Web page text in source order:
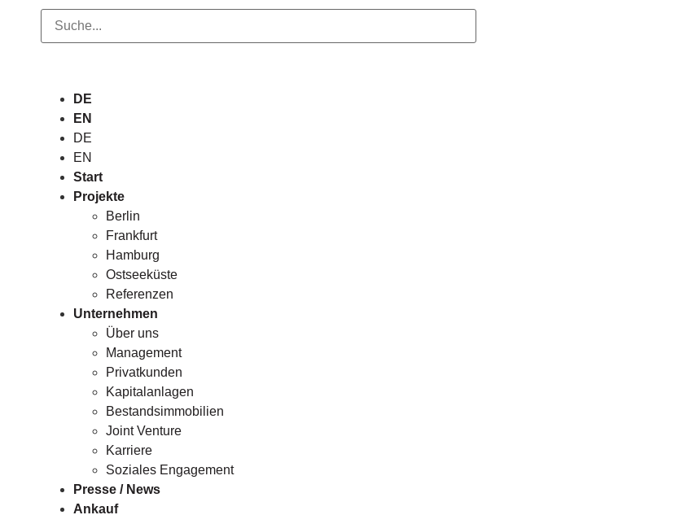
DE
EN
DE
EN
Start
Projekte
Berlin
Frankfurt
Hamburg
Ostseeküste
Referenzen
Unternehmen
Über uns
Management
Privatkunden
Kapitalanlagen
Bestandsimmobilien
Joint Venture
Karriere
Soziales Engagement
Presse / News
Ankauf